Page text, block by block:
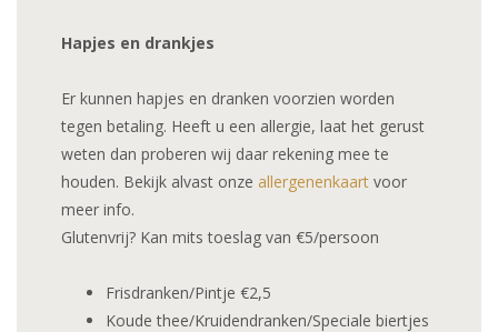
Hapjes en drankjes
Er kunnen hapjes en dranken voorzien worden
tegen betaling. Heeft u een allergie, laat het gerust
weten dan proberen wij daar rekening mee te
houden. Bekijk alvast onze allergenenkaart voor
meer info.
Glutenvrij? Kan mits toeslag van €5/persoon
Frisdranken/Pintje €2,5
Koude thee/Kruidendranken/Speciale biertjes